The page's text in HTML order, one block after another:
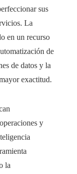
sus
La
en un recurso
de
de datos y la
exactitud.
y
la